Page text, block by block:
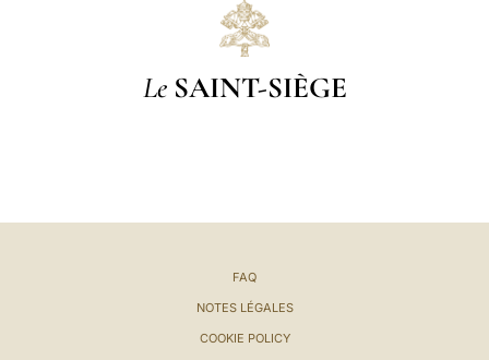
Le SAINT-SIÈGE
FAQ
NOTES LÉGALES
COOKIE POLICY